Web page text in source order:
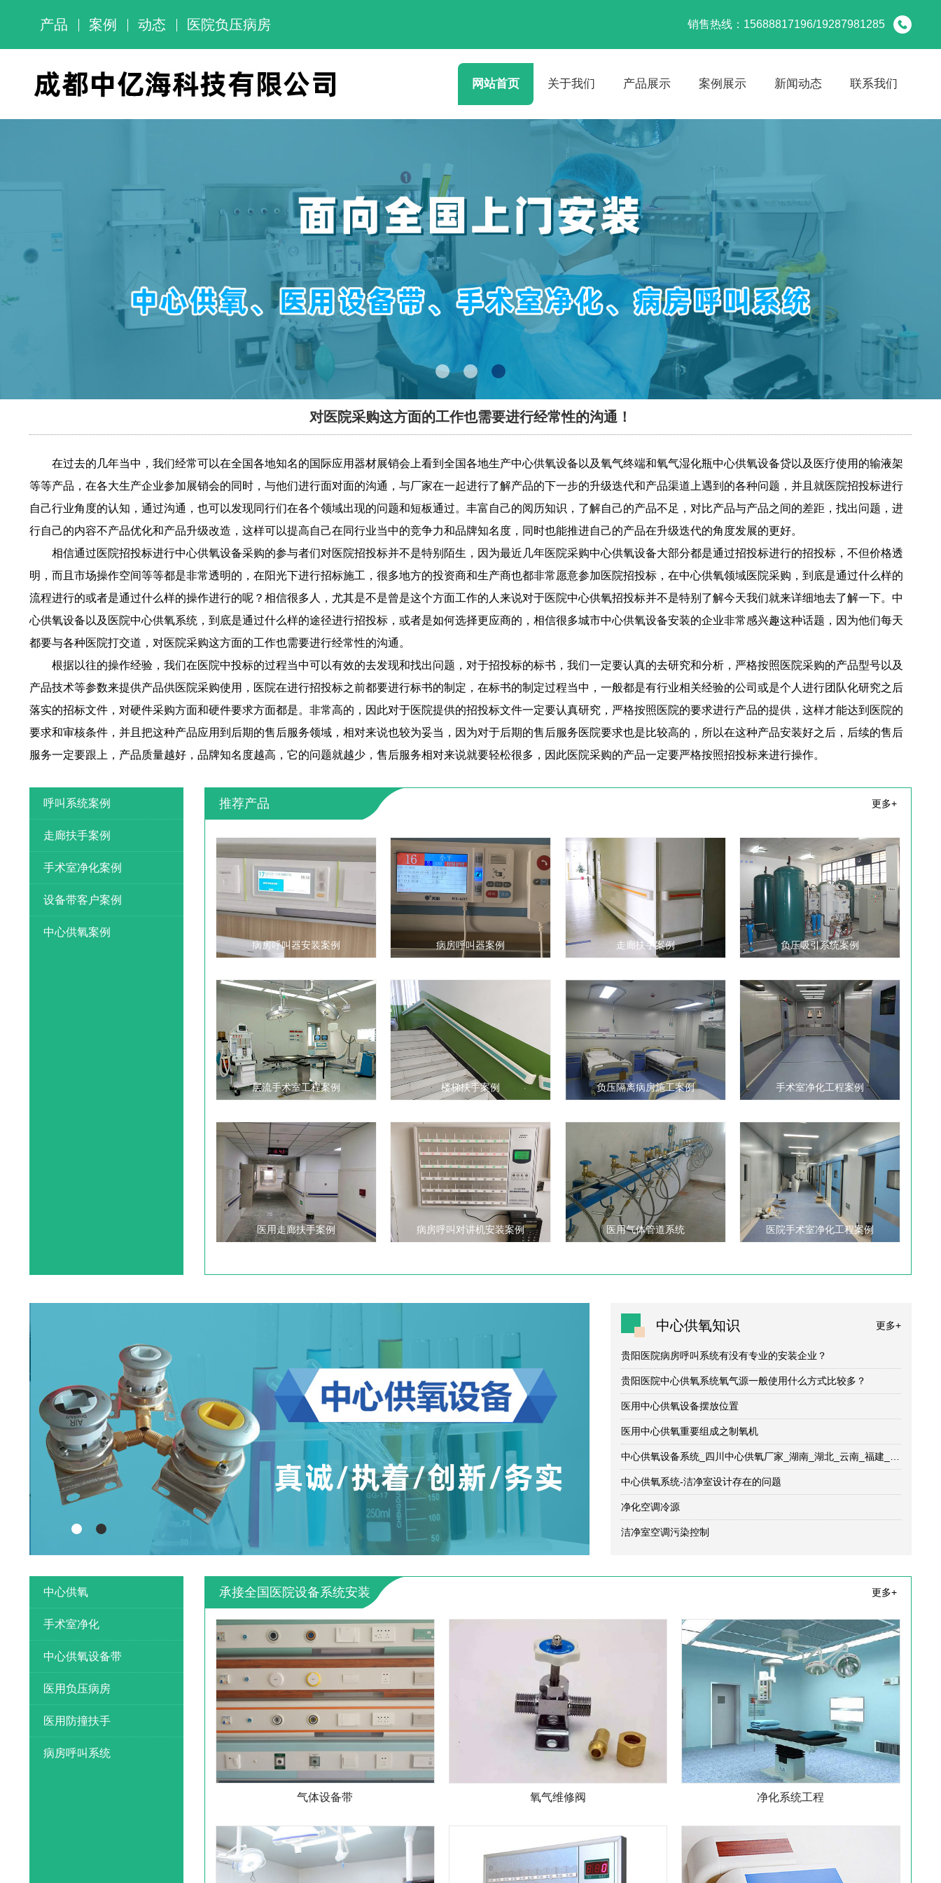
产品 案例 动态 医院负压病房 销售热线：15688817196/19287981285
网站首页 关于我们 产品展示 案例展示 新闻动态 联系我们
对医院采购这方面的工作也需要进行经常性的沟通！
在过去的几年当中，我们经常可以在全国各地知名的国际应用器材展销会上看到全国各地生产中心供氧设备以及氧气终端和氧气湿化瓶中心供氧设备贷以及医疗使用的输液架
等等产品，在各大生产企业参加展销会的同时，与他们进行面对面的沟通，与厂家在一起进行了解产品的下一步的升级迭代和产品渠道上遇到的各种问题，并且就医院招投标进行
自己行业角度的认知，通过沟通，也可以发现同行们在各个领域出现的问题和短板通过。丰富自己的阅历知识，了解自己的产品不足，对比产品与产品之间的差距，找出问题，进
行自己的内容不产品优化和产品升级改造，这样可以提高自己在同行业当中的竞争力和品牌知名度，同时也能推进自己的产品在升级迭代的角度发展的更好。
相信通过医院招投标进行中心供氧设备采购的参与者们对医院招投标并不是特别陌生，因为最近几年医院采购中心供氧设备大部分都是通过招投标进行的招投标，不但价格透
明，而且市场操作空间等等都是非常透明的，在阳光下进行招标施工，很多地方的投资商和生产商也都非常愿意参加医院招投标，在中心供氧领域医院采购，到底是通过什么样的
流程进行的或者是通过什么样的操作进行的呢？相信很多人
，尤其是不是曾是这个方面工作的人来说对于医院中心供氧招投标并不是特别了解今天我们就来详细地去了解一下。中
心供氧设备以及医院中心供氧系统，到底是通过什么样的途径进行招投标，或者是如何选择更应商的，相信很多城市中心供氧设备安装的企业非常感兴趣这种话题，因为他们每天
都要与各种医院打交道，对医院采购这方面的工作也需要进行经常性的沟通。
根据以往的操作经验，我们在医院中投标的过程当中可以有效的去发现和找出问题，对于招投标的标书，我们一定要认真的去研究和分析，严格按照医院采购的产品型号以 及
产品技术等参数来提供产品供医院采购使用，医院在进行招投标之前都要进行标书的制定，在标书的制定过程当中，一般都是有行业相关经验的公司或是个人进行团队化研究之后
落实的招标文件，对硬件采购方面和硬件要求方面都是。非常高的，因此对于医院提供的招投标文件一定要认真研究，严格按照医院的要求进行产品的提供，这样才能达到医院的
要求和审核条件，并且把这种产品应用到后期的售后服务领域，相对来说也较为妥当，因为对于后期的售后服务医院要求也是比较高的，所以在这种产品安装好之后，后续的售后
服务一定要跟上，产品质量越好，品牌知名度越高，它的问题就越少，售后服务相对来说就要轻松很多，因此医院采购的产品一定要严格按照招投标来进行操作。
推荐产品 更多+
病房呼叫器安装案例 病房呼叫器案例 走廊扶手案例 负压吸引系统案例
层流手术室工程案例 楼梯扶手案例 负压隔离病房施工案例 手术室净化工程案例
医用走廊扶手案例 病房呼叫对讲机安装案例 医用气体管道系统 医院手术室净化工程案例
呼叫系统案例
走廊扶手案例
手术室净化案例
设备带客户案例
中心供氧案例
中心供氧知识
手术室净化、中心供
氧系统、医用负压病
房、医院防撞扶手、
病房呼叫系统等工程
更多+
贵阳医院病房呼叫系统有没有专业的安装企业？
贵阳医院中心供氧系统氧气源一般使用什么方式比较多？
医用中心供氧设备摆放位置
医用中心供氧重要组成之制氧机
中心供氧设备系统_四川中心供氧厂家_湖南_湖北_云南_福建_贵州_西藏_新疆_吉林_甘肃_浙江_江西_安徽_陕西_山西_广东_广西_青海
中心供氧系统-洁净室设计存在的问题
净化空调冷源
洁净室空调污染控制
承接全国 医院设备系统安装 更多+
气体设备带 氧气维修阀 净化系统工程
中心供氧
手术室净化
中心供氧设备带
医用负压病房
医用防撞扶手
病房呼叫系统